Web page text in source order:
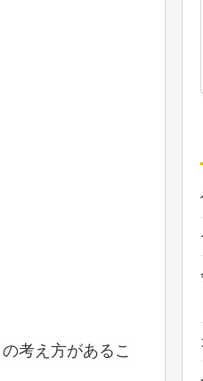
考え方があるこ